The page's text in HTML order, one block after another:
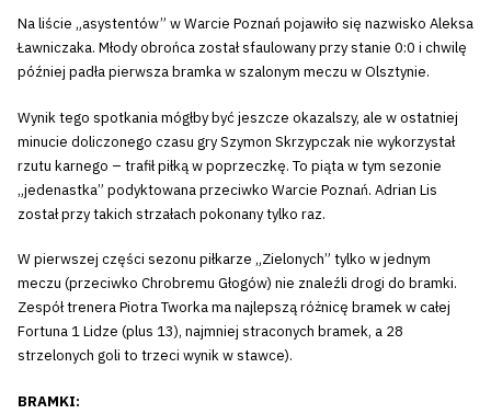
Na liście „asystentów” w Warcie Poznań pojawiło się nazwisko Aleksa
Ławniczaka. Młody obrońca został sfaulowany przy stanie 0:0 i chwilę
później padła pierwsza bramka w szalonym meczu w Olsztynie.
Wynik tego spotkania mógłby być jeszcze okazalszy, ale w ostatniej
minucie doliczonego czasu gry Szymon Skrzypczak nie wykorzystał
rzutu karnego – trafił piłką w poprzeczkę. To piąta w tym sezonie
„jedenastka” podyktowana przeciwko Warcie Poznań. Adrian Lis
został przy takich strzałach pokonany tylko raz.
W pierwszej części sezonu piłkarze „Zielonych” tylko w jednym
meczu (przeciwko Chrobremu Głogów) nie znaleźli drogi do bramki.
Zespół trenera Piotra Tworka ma najlepszą różnicę bramek w całej
Fortuna 1 Lidze (plus 13), najmniej straconych bramek, a 28
strzelonych goli to trzeci wynik w stawce).
BRAMKI: